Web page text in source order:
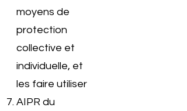
moyens de
protection
collective et
individuelle, et
les faire utiliser
AIPR du